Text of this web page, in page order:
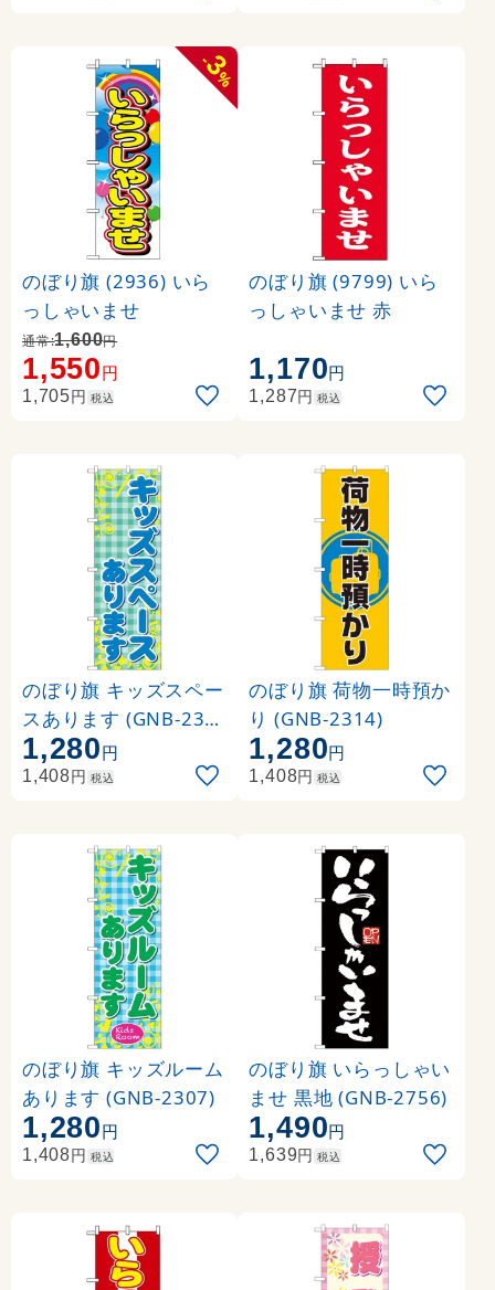
-
3
%
のぼり旗 (2936) いら
っしゃいませ
通常:1,600円
1,550円
1,705円 税込
のぼり旗 (9799) いら
っしゃいませ 赤
1,170円
1,287円 税込
のぼり旗 キッズスペー
スあります (GNB-230
8)
1,280円
1,408円 税込
のぼり旗 荷物一時預か
り (GNB-2314)
1,280円
1,408円 税込
のぼり旗 キッズルーム
あります (GNB-2307)
1,280円
1,408円 税込
のぼり旗 いらっしゃい
ませ 黒地 (GNB-2756)
1,490円
1,639円 税込